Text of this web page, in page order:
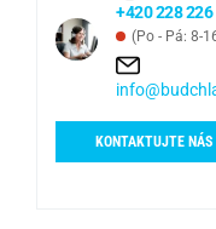
+420 228 226
(Po - Pá: 8-
KONTAKTUJTE NÁS